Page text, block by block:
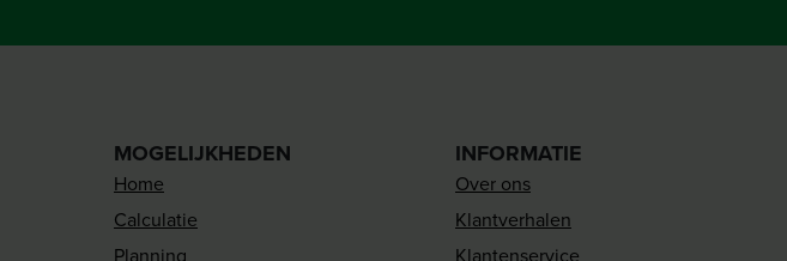
MOGELIJKHEDEN
Home
Calculatie
INFORMATIE
Over ons
Klantverhalen